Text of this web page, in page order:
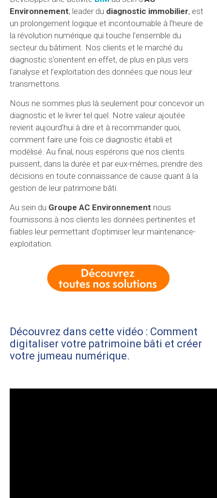
Environnement, leader du diagnostic immobilier, est
un prolongement logique et incontournable à l’heure de
la révolution numérique qui touche l’ensemble du
secteur du bâtiment. Nos clients et le marché du
diagnostic s’orientent en effet, de plus en plus vers
l’analyse et l’exploitation des données que nous leur
transmettons.
Nous ne sommes plus là seulement pour concevoir un
diagnostic et le livrer tel quel. Notre valeur ajoutée
revient aujourd’hui à dire et à recommander quoi,
comment faire une fois ce diagnostic établi et
modélisé. Au final, nous espérons que nos clients
puissent, dans la durée et par eux-mêmes, prendre des
décisions en toute connaissance de cause quant à la
gestion de leur patrimoine bâti.
Au sein du Groupe AC Environnement nous
fournissons à nos clients les données pertinentes et
fiables leur permettant d’optimiser leur maintenance-
exploitation.
Découvrez dans cette vidéo : Comment
digitaliser votre patrimoine bâti et créer
votre jumeau numérique.